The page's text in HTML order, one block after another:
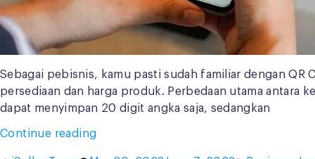
Sebagai pebisnis, kamu pasti sudah familiar dengan
persediaan dan harga produk. Perbedaan utama antara
dapat menyimpan 20 digit angka saja, sedangkan
Continue reading“Apa